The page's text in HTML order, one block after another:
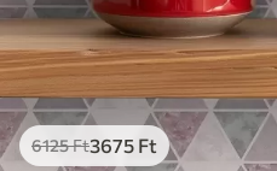
6125Ft3675 Ft